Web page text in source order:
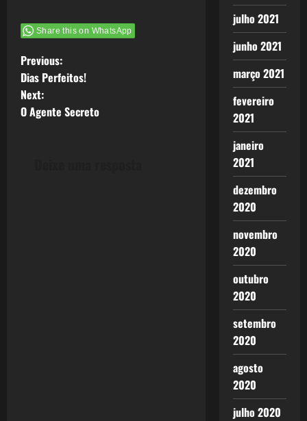
Share this on WhatsApp
P
o
s
Previous:
Dias Perfeitos!
Next:
O Agente Secreto
julho 2021
junho 2021
março 2021
fevereiro
2021
janeiro
2021
dezembro
2020
novembro
2020
outubro
2020
setembro
2020
agosto
2020
julho 2020